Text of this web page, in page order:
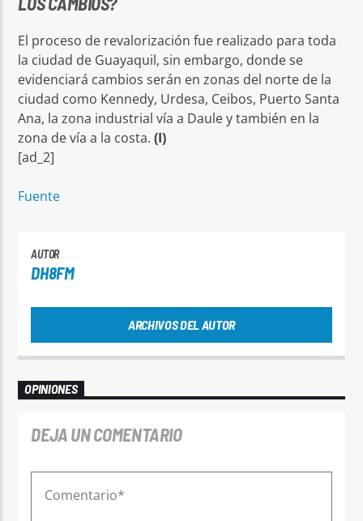
El proceso de revalorización fue realizado para toda
la ciudad de Guayaquil, sin embargo, donde se
evidenciará cambios serán en zonas del norte de la
ciudad como Kennedy, Urdesa, Ceibos, Puerto Santa
Ana, la zona industrial vía a Daule y también en la
zona de vía a la costa.(I)
[ad_2]
Fuente
AUTOR
DH8FM
ARCHIVOS DEL AUTOR
OPINIONES
DEJA UN COMENTARIO